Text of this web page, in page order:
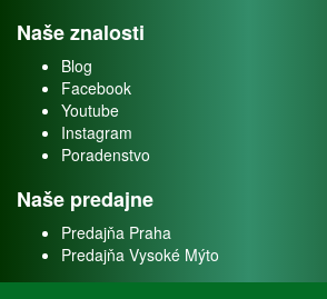
Naše znalosti
Blog
Facebook
Youtube
Instagram
Poradenstvo
Naše predajne
Predajňa Praha
Predajňa Vysoké Mýto